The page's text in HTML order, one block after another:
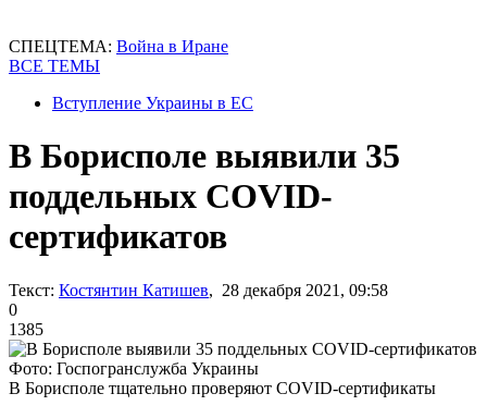
СПЕЦТЕМА: Война в Иране
ВСЕ ТЕМЫ
Вступление Украины в ЕС
В Борисполе выявили 35
поддельных COVID-
сертификатов
Текст: Костянтин Катишев, 28 декабря 2021, 09:58
0
1385
Фото: Госпогранслужба Украины
В Борисполе тщательно проверяют COVID-сертификаты